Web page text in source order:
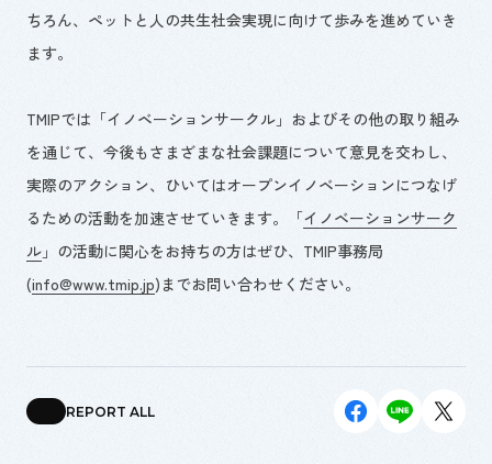
ちろん、ペットと人の共生社会実現に向けて歩みを進めていき
ます。
TMIPでは「イノベーションサークル」およびその他の取り組み
を通じて、今後もさまざまな社会課題について意見を交わし、
実際のアクション、ひいてはオープンイノベーションにつなげ
るための活動を加速させていきます。「イノベーションサーク
ル」の活動に関心をお持ちの方はぜひ、 TMIP事務局
(info@www.tmip.jp) までお問い合わせください。
REPORT ALL